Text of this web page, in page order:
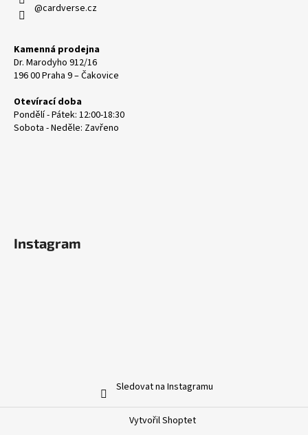
@cardverse.cz
Kamenná prodejna
Dr. Marodyho 912/16
196 00 Praha 9 – Čakovice
Otevírací doba
Pondělí - Pátek: 12:00-18:30
Sobota - Neděle: Zavřeno
Instagram
Sledovat na Instagramu
Vytvořil Shoptet